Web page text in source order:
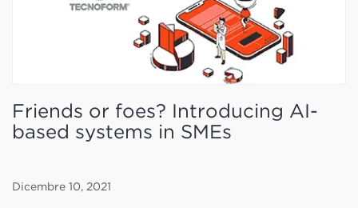
Friends or foes? Introducing AI-
based systems in SMEs
Dicembre 10, 2021